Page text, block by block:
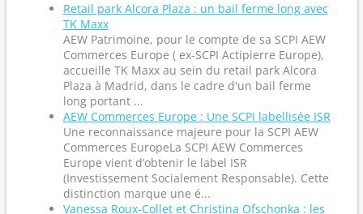
Retail park Alcora Plaza : un bail ferme long avec
TK Maxx
AEW Patrimoine, pour le compte de sa SCPI AEW
Commerces Europe ( ex-SCPI Actipierre Europe),
accueille TK Maxx au sein du retail park Alcora
Plaza à Madrid, dans le cadre d'un bail ferme
long portant ...
AEW Commerces Europe : Une SCPI labellisée ISR
Une reconnaissance majeure pour la SCPI AEW
Commerces EuropeLa SCPI AEW Commerces
Europe vient d’obtenir le label ISR
(Investissement Socialement Responsable). Cette
distinction marque une é...
Vanessa Roux-Collet et Christina Ofschonka : les